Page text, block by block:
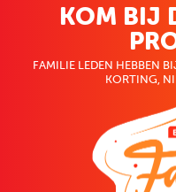
KOM BIJ
FAMILIE LEDEN HEBBEN
KORTING,